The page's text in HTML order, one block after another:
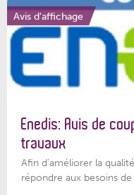
Avis d'affichage
Enedis: Avis de
travaux
Afin d’améliorer la
répondre aux besoins